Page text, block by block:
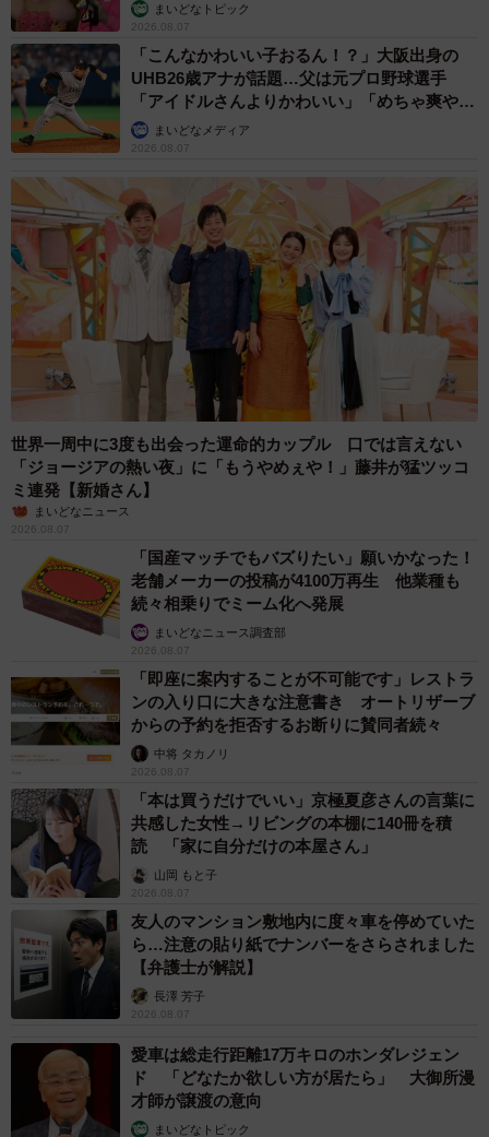
つぶらな瞳でじっと飼い主さんを見つめる伊織くん（画像提供：まさか
ずさん）
無事にシャンプーを終えた伊織くん。毎回、ちょっと様子
が変わってしまうそうでーー。
「いつものことなのですが、シャンプーすると一時的に飼
い主不審になって、少し距離を取られるようになるんで
す。このときは、いつも以上に徹底的にブラッシングをし
たので、少し怒っていましたね」
きれいに整った姿の裏側には、苦手なシャンプーをがんば
った伊織くんと、換毛期の抜け毛に向き合った飼い主さん
たちの奮闘がありました。
甘えたい気持ちは、前へ前へ
「あさんぽ、拒否！」 兄弟で結託する（左から）伊織くん、兄・信濃く
ん（画像提供：まさかずさん）
そんな伊織くんは普段、どんな子なのでしょうか。
まいどなトピック
2026.08.07
「こんなかわいい子おるん！？」大阪出身の
UHB26歳アナが話題…父は元プロ野球選手
「アイドルさんよりかわいい」「めちゃ爽や
か」まいどなメディア
2026.08.07
世界一周中に3度も出会った運命的カップル 口では言えない
「ジョージアの熱い夜」に「もうやめぇや！」藤井が猛ツッコ
ミ連発【新婚さん】
まいどなニュース
2026.08.07
「国産マッチでもバズりたい」願いかなった！
老舗メーカーの投稿が4100万再生 他業種も
続々相乗りでミーム化へ発展
まいどなニュース調査部
2026.08.07
「即座に案内することが不可能です」レストラ
ンの入り口に大きな注意書き オートリザーブ
からの予約を拒否するお断りに賛同者続々
中将 タカノリ
2026.08.07
「本は買うだけでいい」京極夏彦さんの言葉に
共感した女性→リビングの本棚に140冊を積
読 「家に自分だけの本屋さん」
山岡 もと子
2026.08.07
友人のマンション敷地内に度々車を停めていた
ら…注意の貼り紙でナンバーをさらされました
【弁護士が解説】
長澤 芳子
2026.08.07
愛車は総走行距離17万キロのホンダレジェン
ド 「どなたか欲しい方が居たら」 大御所漫
才師が譲渡の意向
まいどなトピック